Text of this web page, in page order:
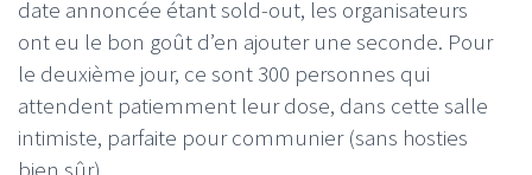
date annoncée étant sold-out, les organisateurs
ont eu le bon goût d’en ajouter une seconde. Pour
le deuxième jour, ce sont 300 personnes qui
attendent patiemment leur dose, dans cette salle
intimiste, parfaite pour communier (sans hosties
bien sûr).